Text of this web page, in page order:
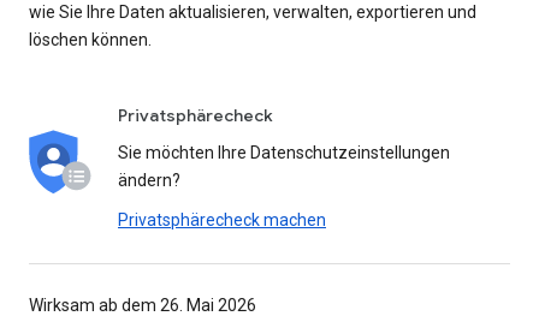
wie Sie Ihre Daten aktualisieren, verwalten, exportieren und
löschen können.
Privatsphärecheck
Sie möchten Ihre Datenschutzeinstellungen
ändern?
Privatsphärecheck machen
Wirksam ab dem 26. Mai 2026